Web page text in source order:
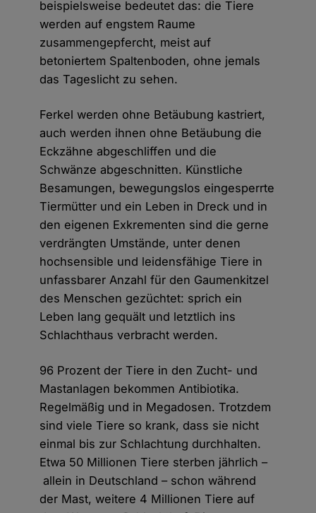
beispielsweise bedeutet das: die Tiere
werden auf engstem Raume
zusammengepfercht, meist auf
betoniertem Spaltenboden, ohne jemals
das Tageslicht zu sehen.
Ferkel werden ohne Betäubung kastriert,
auch werden ihnen ohne Betäubung die
Eckzähne abgeschliffen und die
Schwänze abgeschnitten. Künstliche
Besamungen, bewegungslos eingesperrte
Tiermütter und ein Leben in Dreck und in
den eigenen Exkrementen sind die gerne
verdrängten Umstände, unter denen
hochsensible und leidensfähige Tiere in
unfassbarer Anzahl für den Gaumenkitzel
des Menschen gezüchtet: sprich ein
Leben lang gequält und letztlich ins
Schlachthaus verbracht werden.
96 Prozent der Tiere in den Zucht- und
Mastanlagen bekommen Antibiotika.
Regelmäßig und in Megadosen. Trotzdem
sind viele Tiere so krank, dass sie nicht
einmal bis zur Schlachtung durchhalten.
Etwa 50 Millionen Tiere sterben jährlich –
allein in Deutschland – schon während
der Mast, weitere 4 Millionen Tiere auf